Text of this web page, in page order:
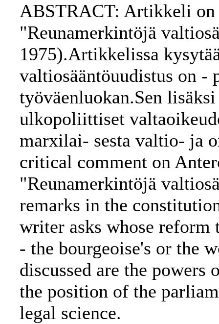
ABSTRACT: Artikkeli on
"Reunamerkintöjä
1975).Artikkelissa
valtiosääntöuudistus on -
työväenluokan.Sen
ulkopoliittiset
marxilai- sesta valtio- ja
critical comment on
"Reunamerkintöjä
remarks in the
writer asks whose
- the bourgeoise's or the
discussed are the
the position of the
legal science.